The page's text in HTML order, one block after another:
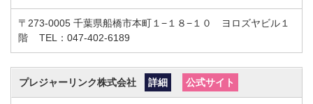
〒273-0005 千葉県船橋市本町１−１８−１０ ヨロズヤビル１
階 TEL：047-402-6189
プレジャーリンク株式会社 詳細 公式サイト